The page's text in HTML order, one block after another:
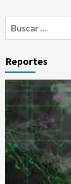
Buscar:
Reportes